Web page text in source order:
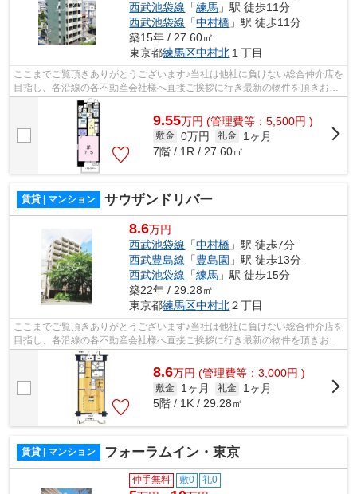
西武池袋線 「練馬 」駅 徒歩11分
西武池袋線 「中村橋 」駅 徒歩11分
築15年 / 27.60㎡
東京都練馬区中村北 １丁目
ここまでご覧頂きありがとうございます♪当社は他社に負けない総合仲介店を
目指し、各沿線の各不動産会社様へ直接ご挨拶に行き最新の物件を頂きお客
様へ提供しております！最新の情報は...
9.55万円 (管理費等：5,500円 )
敷金 0万円 礼金
1ヶ月
7階 / 1R / 27.60㎡
賃貸 | マンション サウザンドリバー
8.6万円
西武池袋線 「中村橋 」駅 徒歩7分
西武豊島線 「豊島園 」駅 徒歩13分
西武池袋線 「練馬 」駅 徒歩15分
築22年 / 29.28㎡
東京都練馬区中村北２丁目
ここまでご覧頂きありがとうございます♪当社は他社に負けない総合仲介店を
目指し、各沿線の各不動産会社様へ直接ご挨拶に行き最新の物件を頂きお客
様へ提供しております！最新の情報は...
8.6万円 (管理費等：3,000円 )
敷金 1ヶ月 礼金
1ヶ月
5階 / 1K / 29.28㎡
賃貸 | マンション フォーラムイン・東京
仲手無料 敷0 礼0